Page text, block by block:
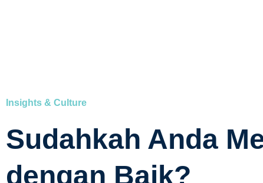
Insights & Culture
Sudahkah Anda
dengan Baik?